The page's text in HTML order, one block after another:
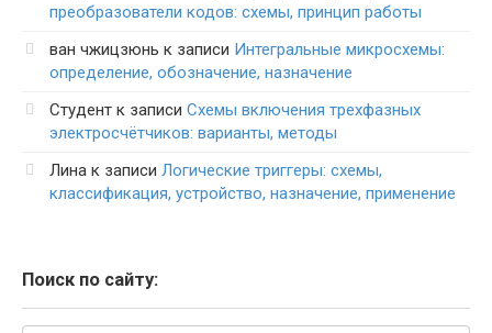
преобразователи кодов: схемы, принцип работы
ван чжицзюнь к записи Интегральные микросхемы:
определение, обозначение, назначение
Студент к записи Схемы включения трехфазных
электросчётчиков: варианты, методы
Лина к записи Логические триггеры: схемы,
классификация, устройство, назначение, применение
Поиск по сайту: